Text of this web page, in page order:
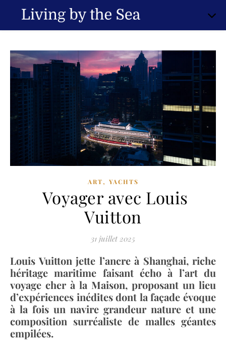
ART, YACHTS
Voyager avec Louis
Vuitton
31 juillet 2025
Louis Vuitton jette l’ancre à Shanghai, riche
héritage maritime faisant écho à l’art du
voyage cher à la Maison, proposant un lieu
d’expériences inédites dont la façade évoque
à la fois un navire grandeur nature et une
composition surréaliste de malles géantes
empilées.